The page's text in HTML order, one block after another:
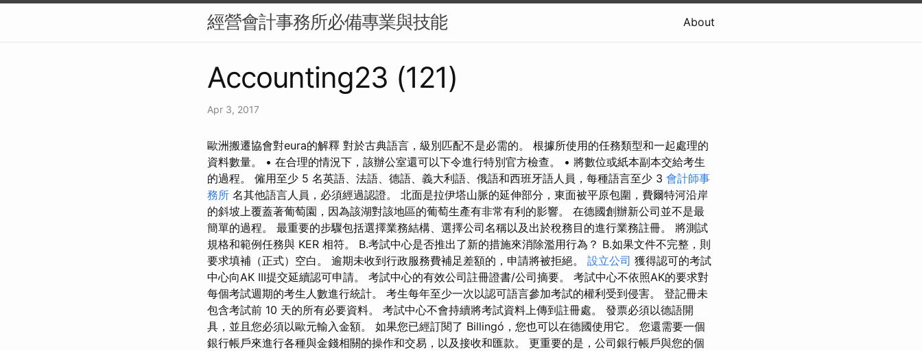
經營會計事務所必備專業與技能 About
Accounting23 (121)
Apr 3, 2017
歐洲搬遷協會對eura的解釋 對於古典語言，級別匹配不是必需的。 根據所使用的任務類型和一起處理的
資料數量。 • 在合理的情況下，該辦公室還可以下令進行特別官方檢查。 • 將數位或紙本副本交給考生
的過程。 僱用至少 5 名英語、法語、德語、義大利語、俄語和西班牙語人員，每種語言至少 3 會計師事
務所 名其他語言人員，必須經過認證。 北面是拉伊塔山脈的延伸部分，東面被平原包圍，費爾特河沿岸
的斜坡上覆蓋著葡萄園，因為該湖對該地區的葡萄生產有非常有利的影響。 在德國創辦新公司並不是最
簡單的過程。 最重要的步驟包括選擇業務結構、選擇公司名稱以及出於稅務目的進行業務註冊。 將測試
規格和範例任務與 KER 相符。 B.考試中心是否推出了新的措施來消除濫用行為？ B.如果文件不完整，則
要求填補（正式）空白。 逾期未收到行政服務費補足差額的，申請將被拒絕。 設立公司 獲得認可的考試
中心向AK III提交延續認可申請。 考試中心的有效公司註冊證書/公司摘要。 考試中心不依照AK的要求對
每個考試週期的考生人數進行統計。 考生每年至少一次以認可語言參加考試的權利受到侵害。 登記冊未
包含考試前 10 天的所有必要資料。 考試中心不會持續將考試資料上傳到註冊處。 發票必須以德語開
具，並且您必須以歐元輸入金額。 如果您已經訂閱了 Billingó，您也可以在德國使用它。 您還需要一個
銀行帳戶來進行各種與金錢相關的操作和交易，以及接收和匯款。 更重要的是，公司銀行帳戶與您的個